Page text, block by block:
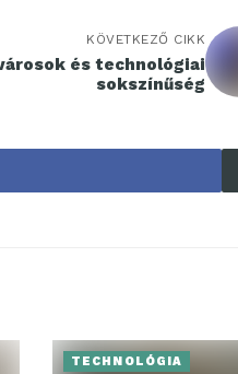
KÖVETKEZŐ CIKK
és technológiai
sokszínűség
TECHNOLÓGIA